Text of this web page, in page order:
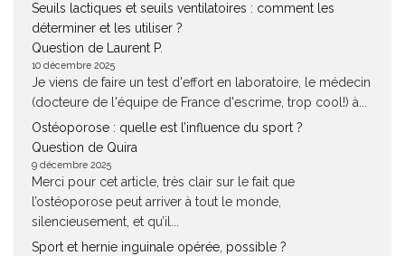
Seuils lactiques et seuils ventilatoires : comment les
déterminer et les utiliser ?
Question de Laurent P.
10 décembre 2025
Je viens de faire un test d'effort en laboratoire, le médecin
(docteure de l'équipe de France d'escrime, trop cool!) à...
Ostéoporose : quelle est l’influence du sport ?
Question de Quira
9 décembre 2025
Merci pour cet article, très clair sur le fait que
l’ostéoporose peut arriver à tout le monde,
silencieusement, et qu’il...
Sport et hernie inguinale opérée, possible ?